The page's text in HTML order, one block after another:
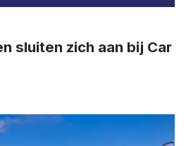
sluiten zich aan bij Car